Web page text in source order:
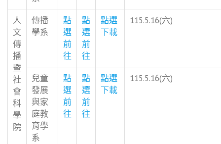
人
文
傳
播
暨
社
會
科
學
院
傳播
學系
點
選
前
往
點
選
前
往
點選
下載
115.5.16(六)
兒童
發展
與家
庭教
育學
系
點
選
前
往
點
選
前
往
點選
下載
115.5.16(六)